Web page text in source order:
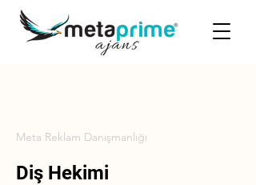
Meta Reklam Danışmanlığı
Diş Hekimi